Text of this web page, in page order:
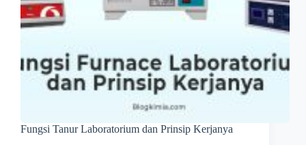
Fungsi Tanur Laboratorium dan Prinsip Kerjanya